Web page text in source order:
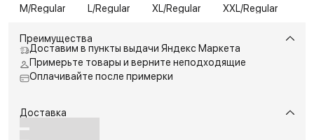
M/Regular
L/Regular XL/Regular XXL/Regular
Преимущества
Доставим в пункты выдачи Яндекс Маркета
Примерьте товары и верните неподходящие
Оплачивайте после примерки
Доставка